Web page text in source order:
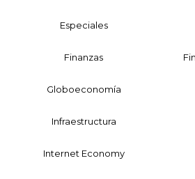
Especiales
Finanzas
Globoeconomía
Infraestructura
Internet Economy